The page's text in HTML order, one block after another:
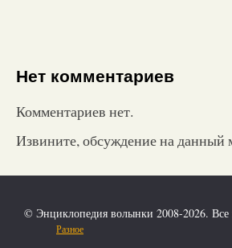
Нет комментариев
Комментариев нет.
Извините, обсуждение на данный
© Энциклопедия волынки 2008-2026.
Разное